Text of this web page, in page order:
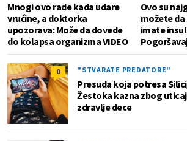
Mnogi ovo rade kada udare
vrućine, a doktorka
upozorava: Može da dovede
do kolapsa organizma VIDEO
Ovo su
možete
imate
0 "STVARATE PREDATORE"
Presuda koja potresa
Žestoka kazna zbog
zdravlje dece